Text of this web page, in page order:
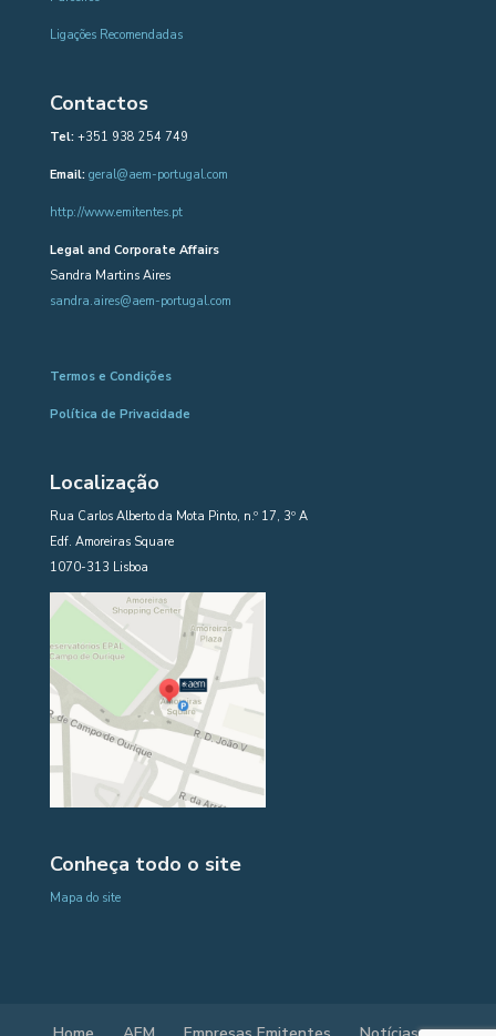
Ligações Recomendadas
Contactos
Tel:+351 938 254 749
Email: geral@aem-portugal.com
http://www.emitentes.pt
Legal and Corporate Affairs
Sandra Martins Aires
sandra.aires@aem-portugal.com
Termos e Condições
Política de Privacidade
Localização
Rua Carlos Alberto da Mota Pinto, n.º 17, 3º A
Edf. Amoreiras Square
1070-313 Lisboa
Conheça todo o site
Mapa do site